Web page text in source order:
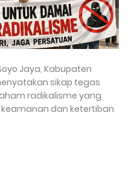
Jaya, Kabupaten
sikap tegas
radikalisme yang
dan ketertiban